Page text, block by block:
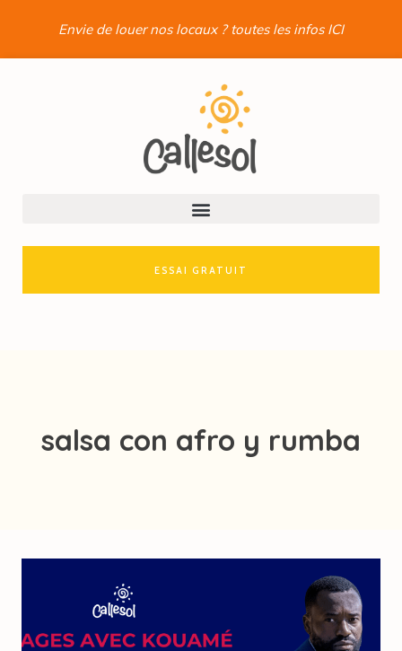
Envie de louer nos locaux ? toutes les infos ICI
ESSAI GRATUIT
salsa con afro y rumba